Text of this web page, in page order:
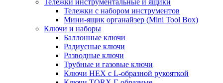
Тележки инструментальные и ящики
Тележки с набором инструментов
Мини-ящик органайзер (Mini Tool Box)
Ключи и наборы
Баллонные ключи
Радиусные ключи
Разводные ключи
Трубные и газовые ключи
Ключи HEX с L-образной рукояткой